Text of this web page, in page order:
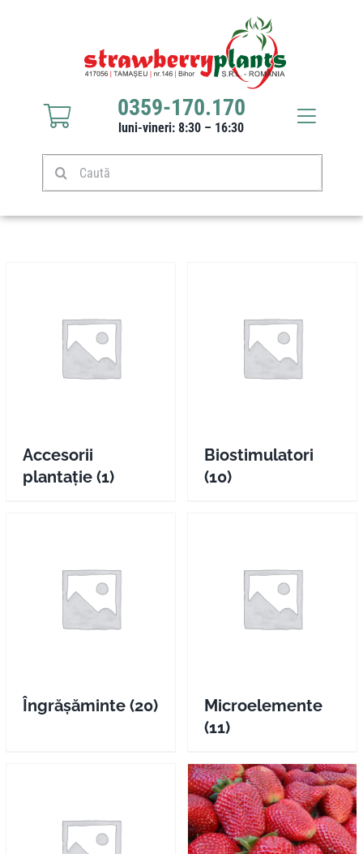
Caută
0359-170.170
luni-vineri: 8:30 – 16:30
Toggle
Răsaduri căpșuni
Stoloni căpșuni
Contul meu
Accesorii
plantație (1)
Biostimulatori
(10)
Îngrășăminte (20)
Microelemente
(11)